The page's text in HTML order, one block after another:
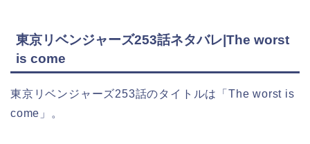
東京リベンジャーズ253話ネタバレ|The worst
is come
東京リベンジャーズ253話のタイトルは「The worst is
come」。